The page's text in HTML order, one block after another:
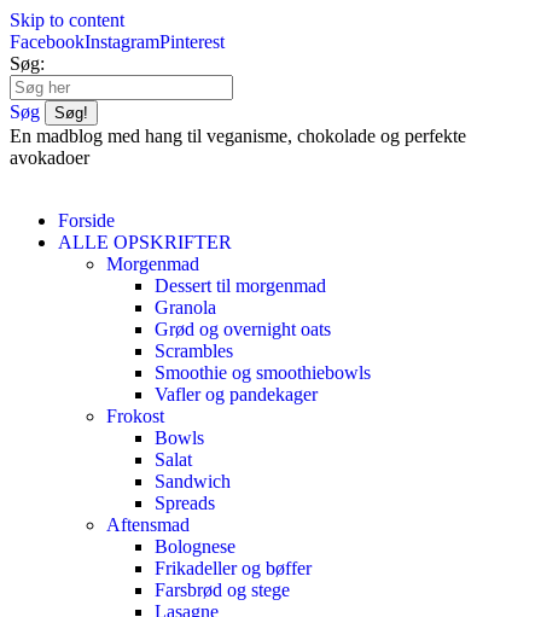
Skip to content
FacebookInstagramPinterest
Søg:
Søg
En madblog med hang til veganisme, chokolade og perfekte
avokadoer
Forside
ALLE OPSKRIFTER
Morgenmad
Dessert til morgenmad
Granola
Grød og overnight oats
Scrambles
Smoothie og smoothiebowls
Vafler og pandekager
Frokost
Bowls
Salat
Sandwich
Spreads
Aftensmad
Bolognese
Frikadeller og bøffer
Farsbrød og stege
Lasagne